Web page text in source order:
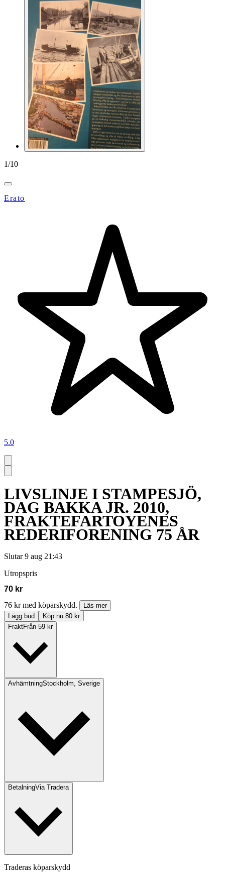
1/10
Erato
5.0
LIVSLINJE I STAMPESJÖ,
DAG BAKKA JR. 2010,
FRAKTEFARTOYENES
REDERIFORENING 75 ÅR
Slutar 9 aug 21:43
Utropspris
70 kr
76 kr med köparskydd.
Läs mer
Lägg bud
Köp nu 80 kr
FraktFrån 59 kr
AvhämtningStockholm, Sverige
BetalningVia Tradera
Traderas köparskydd